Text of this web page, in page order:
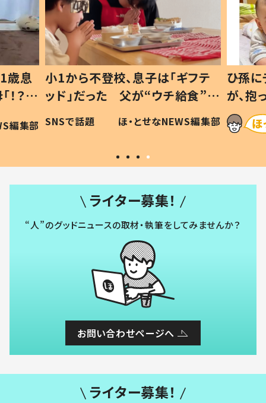
歳息
？」
編集部
小1から不登校、息子は「ギフテ
ッド」だった 父が“ウチ給食”を
作り続ける理由とは #令和の親
#令和の子
SNSで話題 ほ・とせなNEWS編集部
ひ孫
が、
「涙が
い」
ライター募集！
“人”のグッドニュースの取材・執筆をしてみませんか？
お問い合わせページへ
ライター募集！